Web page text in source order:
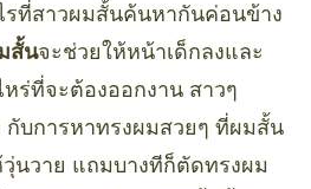
รที่สาวผมสั้นค้นหากันค่อนข้าง
สั้นจะช่วยให้หน้าเด็กลงและ
ร่ที่จะต้องออกงาน สาวๆ
บการหาทรงผมสวยๆ ที่ผมสั้น
นวาย แถมบางทีก็ตัดทรงผม